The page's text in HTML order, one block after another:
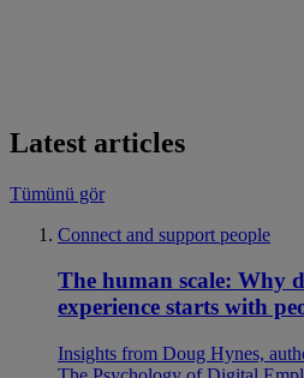
Latest articles
Tümünü gör
Connect and support people
The human scale: Why
experience starts with
Insights from Doug Hynes,